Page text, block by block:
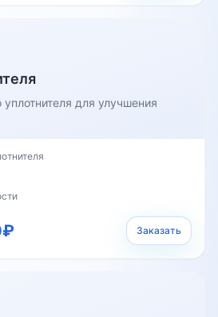
для улучшения
Заказать